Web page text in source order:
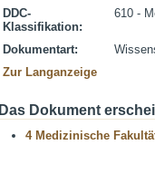
DDC-
Klassifikation:
610 -
Dokumentart:
Zur Langanzeige
Das Dokument
4 Medizinische